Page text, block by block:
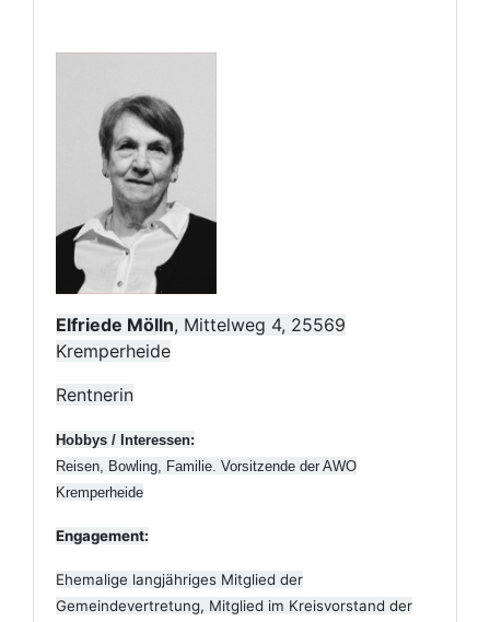
Elfriede Mölln, Mittelweg 4, 25569
Kremperheide
Rentnerin
Hobbys / Interessen:
Reisen, Bowling, Familie. Vorsitzende der AWO
Kremperheide
Engagement:
Ehemalige langjähriges Mitglied der
Gemeindevertretung, Mitglied im Kreisvorstand der